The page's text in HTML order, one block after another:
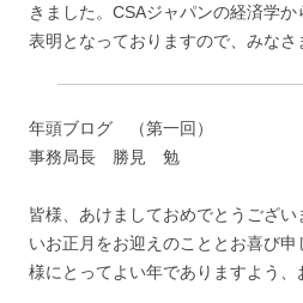
きました。CSAジャパンの経済学
表明となっておりますので、みなさ
年頭ブログ （第一回）
事務局長 勝見 勉
皆様、あけましておめでとうござ
いお正月をお迎えのこととお喜び
様にとってよい年でありますよう、